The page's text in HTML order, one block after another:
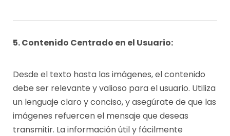
5. Contenido Centrado en el Usuario:
Desde el texto hasta las imágenes, el contenido
debe ser relevante y valioso para el usuario. Utiliza
un lenguaje claro y conciso, y asegúrate de que las
imágenes refuercen el mensaje que deseas
transmitir. La información útil y fácilmente